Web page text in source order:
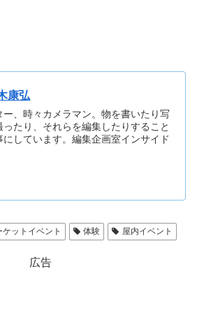
康弘
ー、時々カメラマン。物を書いたり写
ったり、それらを編集したりすること
にしています。編集企画室インサイド
ケットイベント 体験 屋内イベント
広告